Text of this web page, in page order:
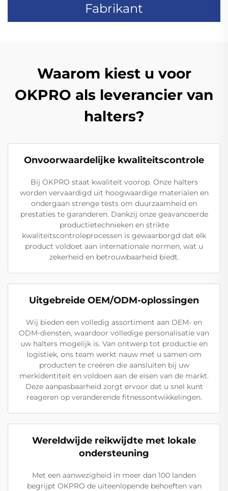
Fabrikant
Waarom kiest u voor
OKPRO als leverancier van
halters?
Onvoorwaardelijke kwaliteitscontrole
Bij OKPRO staat kwaliteit voorop. Onze halters
worden vervaardigd uit hoogwaardige materialen en
ondergaan strenge tests om duurzaamheid en
prestaties te garanderen. Dankzij onze geavanceerde
productietechnieken en strikte
kwaliteitscontroleprocessen is gewaarborgd dat elk
product voldoet aan internationale normen, wat u
zekerheid en betrouwbaarheid biedt.
Uitgebreide OEM/ODM-oplossingen
Wij bieden een volledig assortiment aan OEM- en
ODM-diensten, waardoor volledige personalisatie van
uw halters mogelijk is. Van ontwerp tot productie en
logistiek, ons team werkt nauw met u samen om
producten te creëren die aansluiten bij uw
merkidentiteit en voldoen aan de eisen van de markt.
Deze aanpasbaarheid zorgt ervoor dat u snel kunt
reageren op veranderende fitnessontwikkelingen.
Wereldwijde reikwijdte met lokale
ondersteuning
Met een aanwezigheid in meer dan 100 landen
begrijpt OKPRO de uiteenlopende behoeften van